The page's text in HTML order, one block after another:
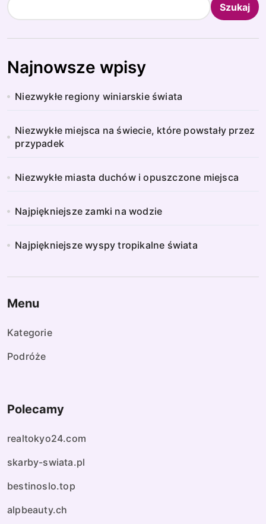
Szukaj
Najnowsze wpisy
Niezwykłe regiony winiarskie świata
Niezwykłe miejsca na świecie, które powstały przez
przypadek
Niezwykłe miasta duchów i opuszczone miejsca
Najpiękniejsze zamki na wodzie
Najpiękniejsze wyspy tropikalne świata
Menu
Kategorie
Podróże
Polecamy
realtokyo24.com
skarby-swiata.pl
bestinoslo.top
alpbeauty.ch